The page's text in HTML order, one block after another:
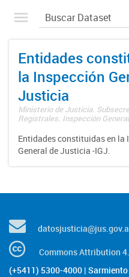
Entidades
la Inspección
Justicia
Ministerio de Justicia.
Registrales. Inspección
Entidades constituidas en la
General de Justicia -IGJ.
Commons Attribution
(+5411) 5300-4000 | Sarmiento